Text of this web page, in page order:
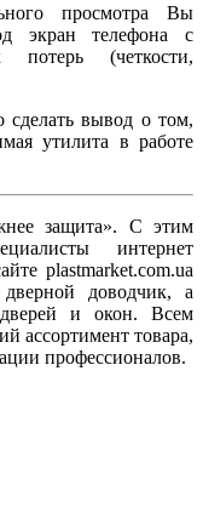
просмотра Вы
экран телефона с
потерь (четкости,
вывод о том,
утилита в работе
защита». С этим
интернет
plastmarket.com.ua
доводчик, а
и окон. Всем
ассортимент товара,
профессионалов.